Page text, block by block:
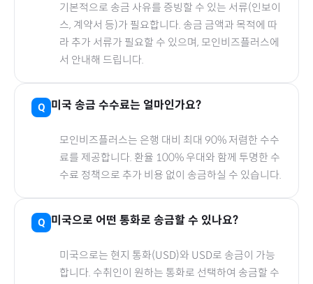
기본적으로 송금 사유를 증빙할 수 있는 서류(인보이
스, 계약서 등)가 필요합니다. 송금 금액과 목적에 따
라 추가 서류가 필요할 수 있으며, 모인비즈플러스에
서 안내해 드립니다.
미국 송금 수수료는 얼마인가요?
모인비즈플러스는 은행 대비 최대 90% 저렴한 수수
료를 제공합니다. 환율 100% 우대와 함께 투명한 수
수료 정책으로 추가 비용 없이 송금하실 수 있습니다.
미국으로 어떤 통화로 송금할 수 있나요?
미국으로는 현지 통화(USD)와 USD로 송금이 가능
합니다. 수취인이 원하는 통화로 선택하여 송금할 수